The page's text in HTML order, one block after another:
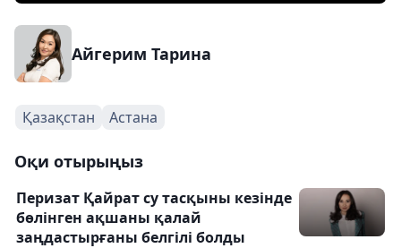
Айгерим Тарина
Қазақстан Астана
Оқи отырыңыз
Перизат Қайрат су тасқыны кезінде
бөлінген ақшаны қалай
заңдастырғаны белгілі болды